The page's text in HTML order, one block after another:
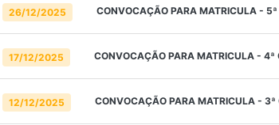
26/12/2025 CONVOCAÇÃO PARA MATRICULA -
17/12/2025 CONVOCAÇÃO PARA MATRICULA -
12/12/2025 CONVOCAÇÃO PARA MATRICULA -